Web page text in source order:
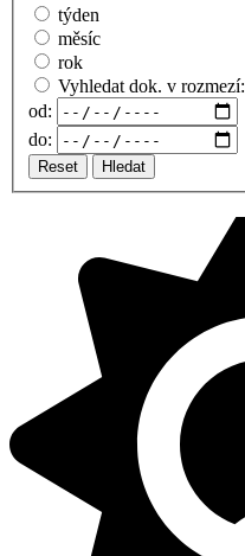
týden
měsíc
rok
Vyhledat dok. v rozmezí:
od:
do:
Reset Hledat